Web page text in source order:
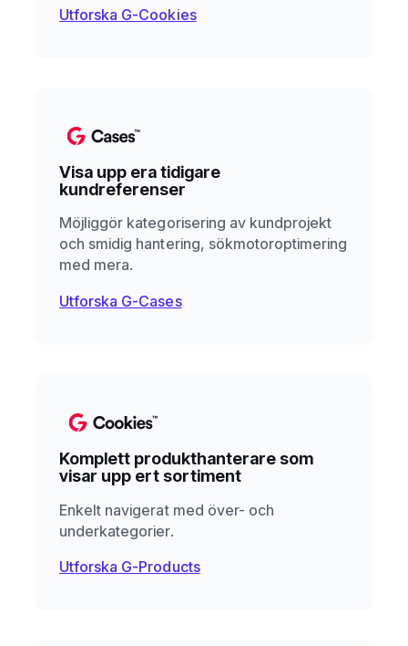
Utforska G-Cookies
Visa upp era tidigare
kundreferenser
Möjliggör kategorisering av kundprojekt
och smidig hantering, sökmotoroptimering
med mera.
Utforska G-Cases
Komplett produkthanterare som
visar upp ert sortiment
Enkelt navigerat med över- och
underkategorier.
Utforska G-Products